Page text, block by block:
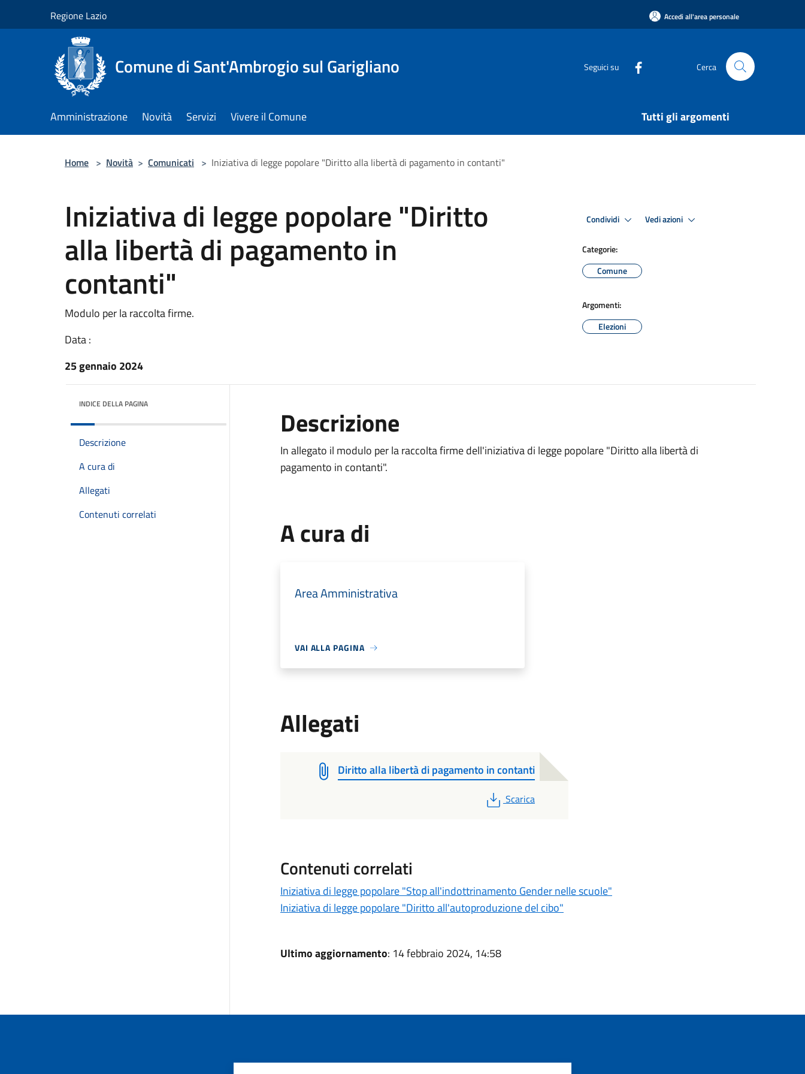
Regione Lazio Accedi all'area personale
Comune di Sant'Ambrogio sul Garigliano Seguici su Cerca
Amministrazione Novità Servizi Vivere il Comune Tutti gli argomenti
Home > Novità > Comunicati > Iniziativa di legge popolare "Diritto alla libertà di pagamento in contanti"
Iniziativa di legge popolare "Diritto
alla libertà di pagamento in
contanti"
Modulo per la raccolta firme.
Data :
25 gennaio 2024
Condividi Vedi azioni
Categorie:
Comune
Argomenti:
Elezioni
INDICE DELLA PAGINA
Descrizione
A cura di
Allegati
Contenuti correlati
Descrizione
In allegato il modulo per la raccolta firme dell'iniziativa di legge popolare "Diritto alla libertà di
pagamento in contanti".
A cura di
Area Amministrativa
VAI ALLA PAGINA
Allegati
Diritto alla libertà di pagamento in contanti
PDF
Scarica
Contenuti correlati
Iniziativa di legge popolare "Stop all'indottrinamento Gender nelle scuole"
Iniziativa di legge popolare "Diritto all'autoproduzione del cibo"
Ultimo aggiornamento: 14 febbraio 2024, 14:58